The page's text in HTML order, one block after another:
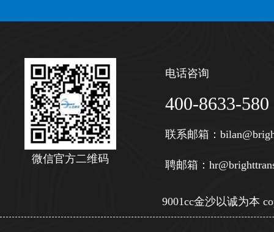
微信官方二维码
电话咨询
400-8633-580
联系邮箱：
聘邮箱：
9001cc金沙以诚为本